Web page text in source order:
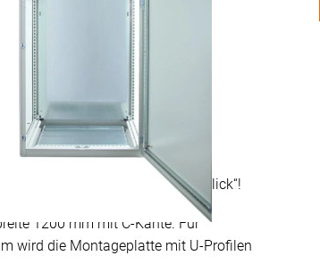
durch Rasthalterung häwa „klick“!
1200 mm mit C-Kante. Für
wird die Montageplatte mit U-Profilen